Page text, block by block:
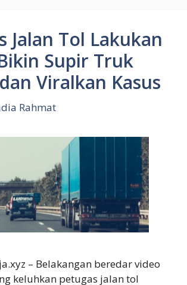
Jalan Tol Lakukan
Supir Truk
Viralkan Kasus
Rahmat
– Belakangan beredar video
keluhkan petugas jalan tol